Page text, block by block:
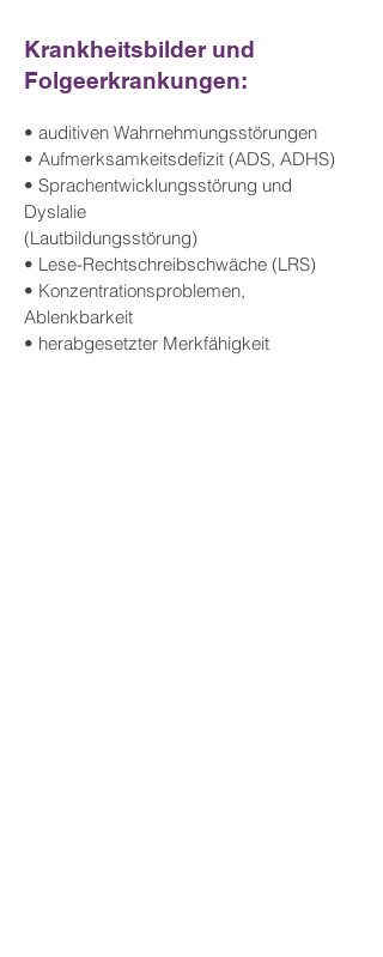
Krankheitsbilder und
Folgeerkrankungen:
• auditiven Wahrnehmungsstörungen
• Aufmerksamkeitsdefizit (ADS, ADHS)
• Sprachentwicklungsstörung und
Dyslalie
(Lautbildungsstörung)
• Lese-Rechtschreibschwäche (LRS)
• Konzentrationsproblemen,
Ablenkbarkeit
• herabgesetzter Merkfähigkeit